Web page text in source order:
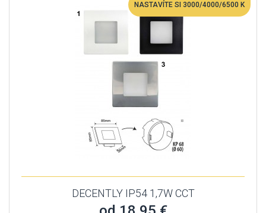
NASTAVÍTE SI 3000/4000/6500 K
DECENTLY IP54 1,7W CCT